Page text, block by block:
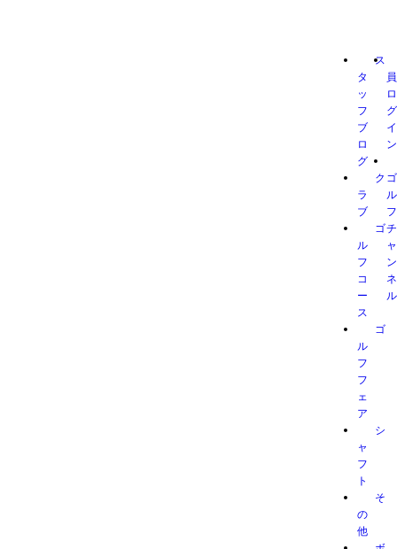
ス
タ
ッ
フ
ブ
ロ
グ
ク
ラ
ブ
ゴ
ル
フ
コ
ー
ス
ゴ
ル
フ
フ
ェ
ア
シ
ャ
フ
ト
そ
の
他
員
ロ
グ
イ
ン
ゴ
ル
フ
チ
ャ
ン
ネ
ル